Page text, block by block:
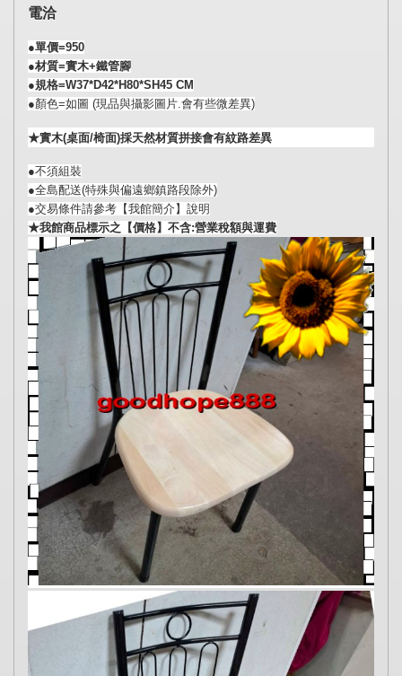
電洽
●單價=950
●材質=實木+鐵管腳
●規格=W37*D42*H80*SH45 CM
●顏色=如圖 (現品與攝影圖片.會有些微差異)
★實木(桌面/椅面)採天然材質拼接會有紋路差異
●不須組裝
●全島配送(特殊與偏遠鄉鎮路段除外)
●交易條件請參考【我館簡介】說明
★我館商品標示之【價格】不含:營業稅額與運費